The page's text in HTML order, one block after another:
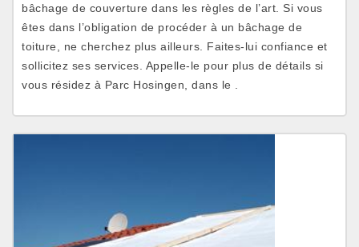
bâchage de couverture dans les règles de l’art. Si vous
êtes dans l’obligation de procéder à un bâchage de
toiture, ne cherchez plus ailleurs. Faites-lui confiance et
sollicitez ses services. Appelle-le pour plus de détails si
vous résidez à Parc Hosingen, dans le .